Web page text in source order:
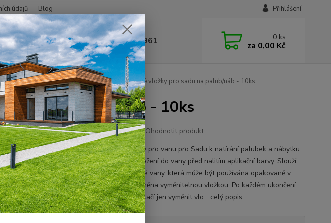
údajů Blog Přihlášení
Hledat +420 377 441 961 0 ks
za 0,00 Kč
orig. OSMO nářadí Basic Vyměnitelné vložky pro sadu na palub/náb - 10ks
sadu na palub/náb - 10ks
Ohodnotit produkt
Vyměnitelné vložky pro vanu pro Sadu k natírání palubek a nábytku.
Pro jednoduché vložení do vany před nalitím aplikační barvy. Slouží
jako ochrana pevné vany, která může být používána opakovaně v
případě, že je chráněna vyměnitelnou vložkou. Po každém ukončení
práce s nátěrem, stačí jen vyměnit vlo... celý popis